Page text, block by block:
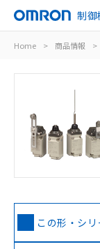
制御
Home > 商品情報 >
この形・シ